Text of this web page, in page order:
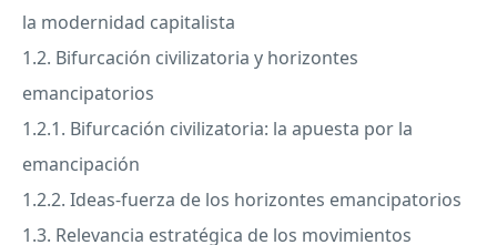
la modernidad capitalista
1.2. Bifurcación civilizatoria y horizontes
emancipatorios
1.2.1. Bifurcación civilizatoria: la apuesta por la
emancipación
1.2.2. Ideas-fuerza de los horizontes emancipatorios
1.3. Relevancia estratégica de los movimientos